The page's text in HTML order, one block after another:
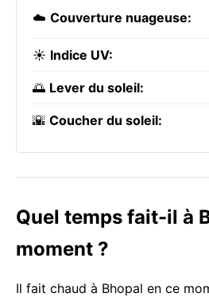
☁️ Couverture nuageuse:
☀️ Indice UV:
🌅 Lever du soleil:
🌇 Coucher du soleil:
Quel temps fait-il à
moment ?
Il fait chaud à Bhopal en ce